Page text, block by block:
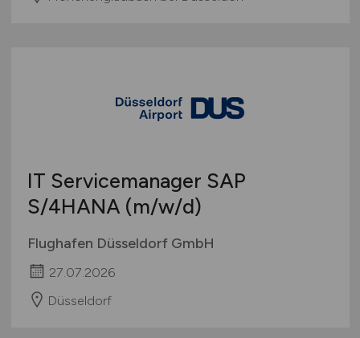
IT Servicemanager SAP
S/4HANA (m/w/d)
Flughafen Düsseldorf GmbH
27.07.2026
Düsseldorf